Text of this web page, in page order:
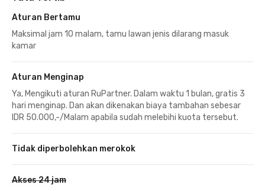
Aturan Bertamu
Maksimal jam 10 malam, tamu lawan jenis dilarang masuk
kamar
Aturan Menginap
Ya, Mengikuti aturan RuPartner. Dalam waktu 1 bulan, gratis 3
hari menginap. Dan akan dikenakan biaya tambahan sebesar
IDR 50.000,-/Malam apabila sudah melebihi kuota tersebut.
Tidak diperbolehkan merokok
Akses 24 jam